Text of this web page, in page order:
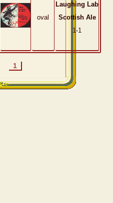
oval
Laughing Lab
Scottish Ale
1-1
1